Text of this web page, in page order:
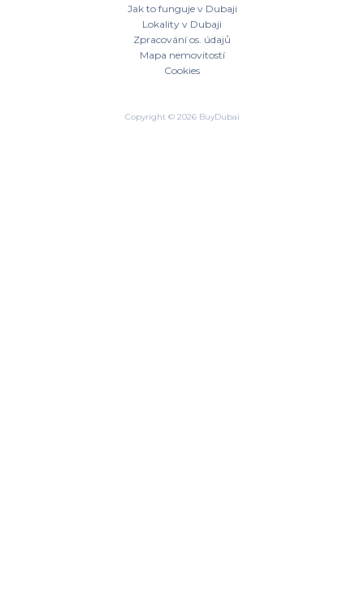
Jak to funguje v Dubaji
Lokality v Dubaji
Zpracování os. údajů
Mapa nemovitostí
Cookies
Copyright © 2026 BuyDubai